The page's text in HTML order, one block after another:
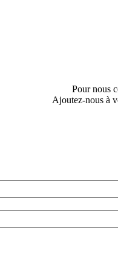
Pour nous
Ajoutez-nous à